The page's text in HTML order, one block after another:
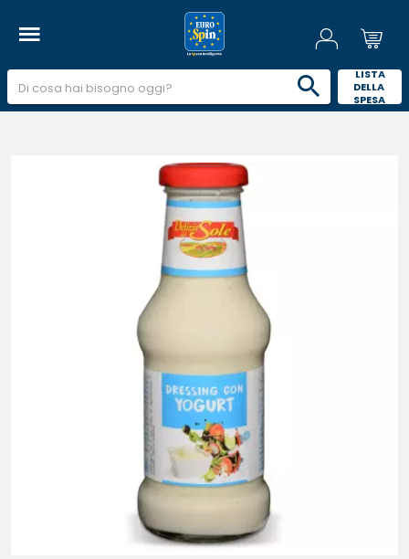
LISTA
DELLA
SPESA